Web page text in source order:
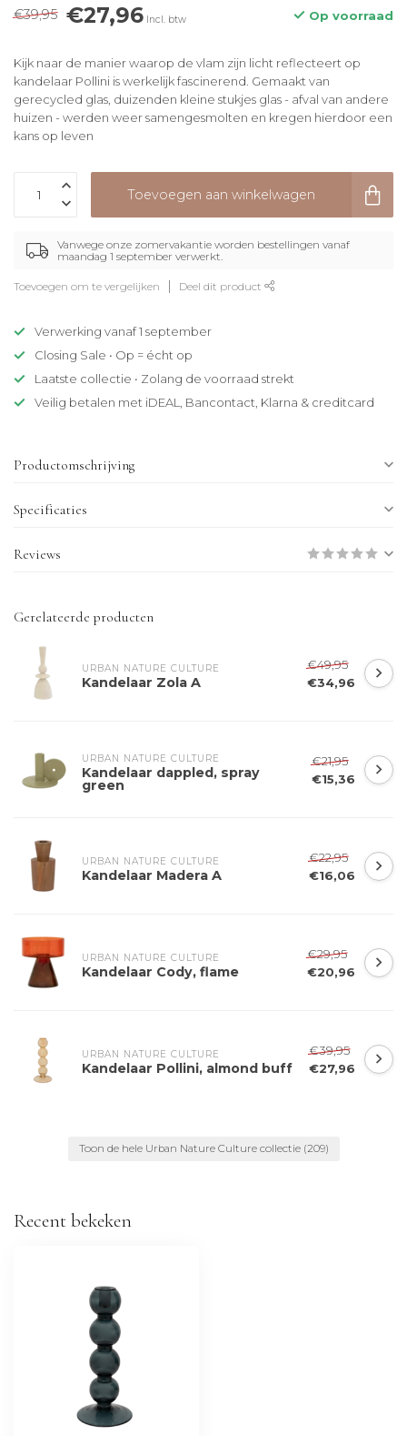
€39,95 €27,96 Incl. btw Op voorraad
Kijk naar de manier waarop de vlam zijn licht reflecteert op
kandelaar Pollini is werkelijk fascinerend. Gemaakt van
gerecycled glas, duizenden kleine stukjes glas - afval van andere
huizen - werden weer samengesmolten en kregen hierdoor een
kans op leven
Toevoegen aan winkelwagen
Vanwege onze zomervakantie worden bestellingen vanaf
maandag 1 september verwerkt.
Toevoegen om te vergelijken Deel dit product
Verwerking vanaf 1 september
Closing Sale • Op = écht op
Laatste collectie • Zolang de voorraad strekt
Veilig betalen met iDEAL, Bancontact, Klarna & creditcard
Productomschrijving
Specificaties
Reviews
Gerelateerde producten
URBAN NATURE CULTURE
Kandelaar Zola A
€49,95
€34,96
URBAN NATURE CULTURE
Kandelaar dappled, spray
green
€21,95
€15,36
URBAN NATURE CULTURE
Kandelaar Madera A
€22,95
€16,06
URBAN NATURE CULTURE
Kandelaar Cody, flame
€29,95
€20,96
URBAN NATURE CULTURE
Kandelaar Pollini, almond buff
€39,95
€27,96
Toon de hele Urban Nature Culture collectie (209)
Recent bekeken